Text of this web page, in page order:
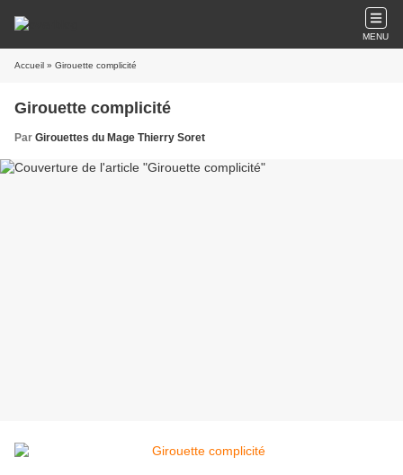
MENU
Accueil » Girouette complicité
Girouette complicité
Par Girouettes du Mage Thierry Soret